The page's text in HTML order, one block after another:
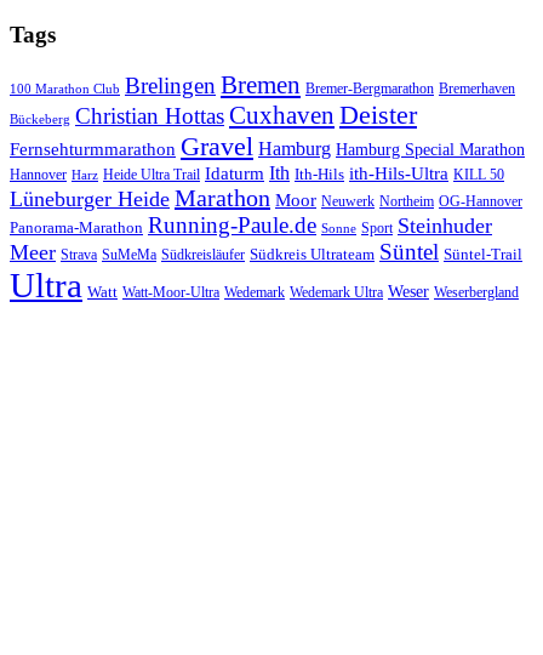
Tags
100 Marathon Club BrelingenBremen Bremer-Bergmarathon Bremerhaven
Bückeberg Christian HottasCuxhaven Deister
Fernsehturmmarathon Gravel Hamburg Hamburg Special Marathon
Hannover Harz Heide Ultra Trail Idaturm Ith Ith-Hils ith-Hils-Ultra KILL 50
Lüneburger Heide Marathon Moor Neuwerk Northeim OG-Hannover
Panorama-Marathon Running-Paule.de Sonne Sport Steinhuder
Meer Strava SuMeMa Südkreisläufer Südkreis Ultrateam Süntel Süntel-Trail
Ultra Watt Watt-Moor-Ultra Wedemark Wedemark Ultra Weser Weserbergland